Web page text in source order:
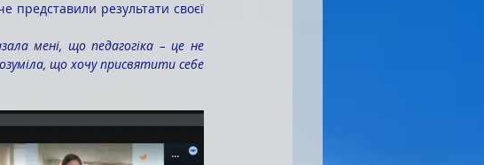
мені, що педагогіка – це не
що хочу присвятити себе